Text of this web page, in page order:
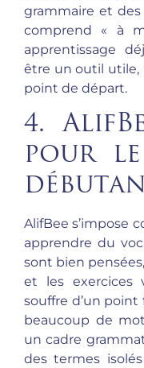
grammaire et des
comprend « à
apprentissage
être un outil utile,
point de départ.
4.
pour
AlifBee s’impose
apprendre du
sont bien
et les exercices
souffre d’un point
beaucoup de
un cadre
des termes